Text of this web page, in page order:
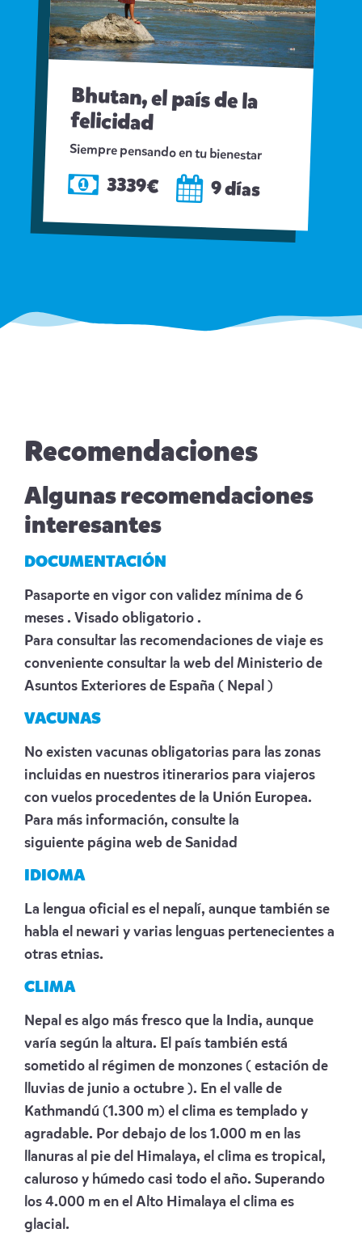
Bhutan, el país de la
felicidad
Siempre pensando en tu bienestar
3339€ 9 días
Recomendaciones
Algunas recomendaciones
interesantes
DOCUMENTACIÓN
Pasaporte en vigor con validez mínima de 6
meses . Visado obligatorio .
Para consultar las recomendaciones de viaje es
conveniente consultar la web del Ministerio de
Asuntos Exteriores de España ( Nepal )
VACUNAS
No existen vacunas obligatorias para las zonas
incluidas en nuestros itinerarios para viajeros
con vuelos procedentes de la Unión Europea.
Para más información, consulte la
siguiente página web de Sanidad
IDIOMA
La lengua oficial es el nepalí, aunque también se
habla el newari y varias lenguas pertenecientes a
otras etnias.
CLIMA
Nepal es algo más fresco que la India, aunque
varía según la altura. El país también está
sometido al régimen de monzones ( estación de
lluvias de junio a octubre ). En el valle de
Kathmandú (1.300 m) el clima es templado y
agradable. Por debajo de los 1.000 m en las
llanuras al pie del Himalaya, el clima es tropical,
caluroso y húmedo casi todo el año. Superando
los 4.000 m en el Alto Himalaya el clima es
glacial.